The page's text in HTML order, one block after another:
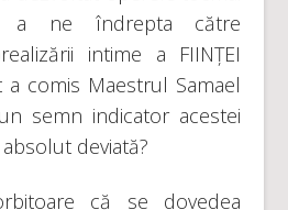
ne îndrepta către
intime a FIINȚEI
a comis Maestrul Samael
semn indicator acestei
deviată?
că se dovedea